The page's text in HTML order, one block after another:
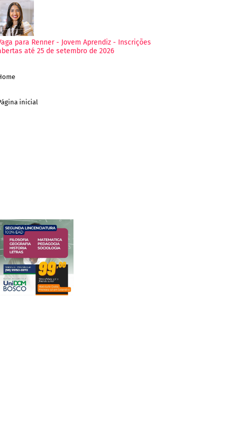
para Renner - Jovem Aprendiz - Inscrições
até 25 de setembro de 2026
inicial